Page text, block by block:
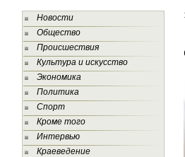
Новости
Общество
Происшествия
Культура и искусство
Экономика
Политика
Спорт
Кроме того
Интервью
Краеведение